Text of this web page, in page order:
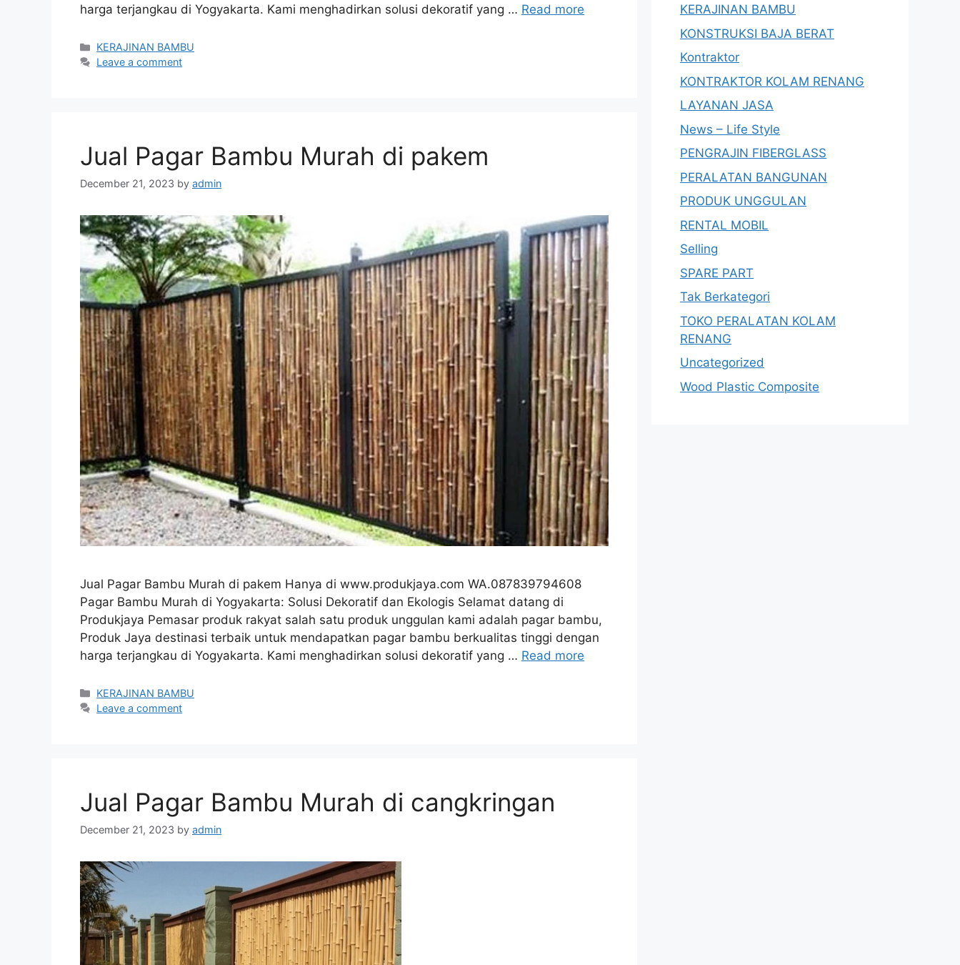
harga terjangkau di Yogyakarta. Kami menghadirkan solusi dekoratif yang … Read more
Categories
KERAJINAN BAMBU
Leave a comment
Jual Pagar Bambu Murah di pakem
December 21, 2023 by admin
Jual Pagar Bambu Murah di pakem Hanya di www.produkjaya.com WA.087839794608
Pagar Bambu Murah di Yogyakarta: Solusi Dekoratif dan Ekologis Selamat datang di
Produkjaya Pemasar produk rakyat salah satu produk unggulan kami adalah pagar bambu,
Produk Jaya destinasi terbaik untuk mendapatkan pagar bambu berkualitas tinggi dengan
harga terjangkau di Yogyakarta. Kami menghadirkan solusi dekoratif yang … Read more
Categories
KERAJINAN BAMBU
Leave a comment
Jual Pagar Bambu Murah di cangkringan
December 21, 2023 by admin
KERAJINAN BAMBU
KONSTRUKSI BAJA BERAT
Kontraktor
KONTRAKTOR KOLAM RENANG
LAYANAN JASA
News – Life Style
PENGRAJIN FIBERGLASS
PERALATAN BANGUNAN
PRODUK UNGGULAN
RENTAL MOBIL
Selling
SPARE PART
Tak Berkategori
TOKO PERALATAN KOLAM
RENANG
Uncategorized
Wood Plastic Composite